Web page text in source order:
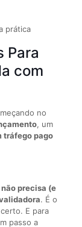
prática
Para
com
no
, um
tráfego pago
não precisa (e
. É o
E para
passo a